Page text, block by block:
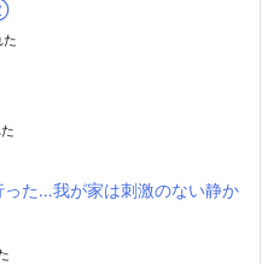
った…我が家は刺激のない静か